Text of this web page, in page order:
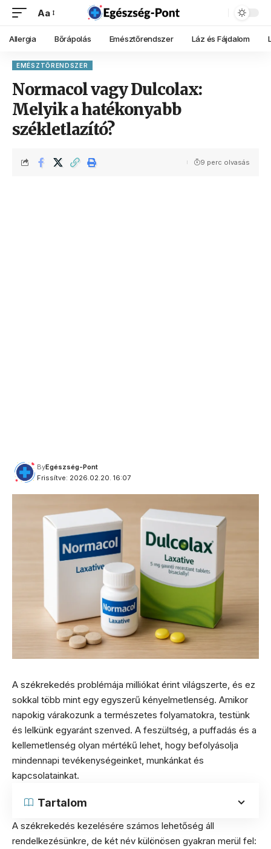
Aa
Allergia Bőrápolás Emésztőrendszer Láz és Fájdalom
EMÉSZTŐRENDSZER
Normacol vagy Dulcolax:
Melyik a hatékonyabb
székletlazító?
Frissítve: 2026.02.20. 16:07
ByEgészség-Pont
9 perc olvasás
A székrekedés problémája milliókat érint világszerte, és ez
sokkal több mint egy egyszerű kényelmetlenség. Amikor
napokig várakozunk a természetes folyamatokra, testünk
és lelkünk egyaránt szenved. A feszültség, a puffadás és a
kellemetlenség olyan mértékű lehet, hogy befolyásolja
mindennapi tevékenységeinket, munkánkat és
kapcsolatainkat.
Tartalom
A székrekedés kezelésére számos lehetőség áll
rendelkezésünkre, de két név különösen gyakran merül fel: